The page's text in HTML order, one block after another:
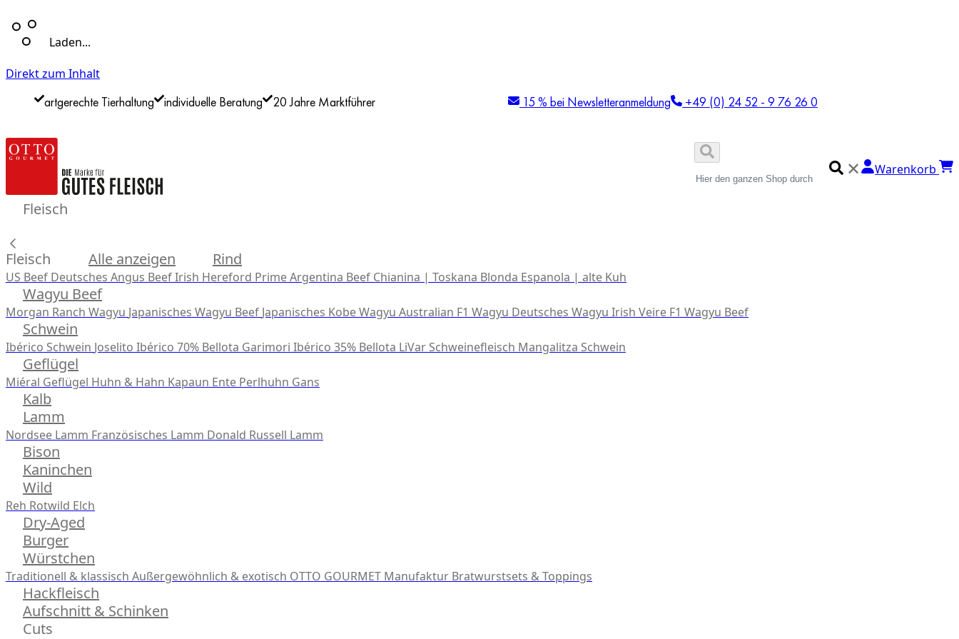
Laden...
Direkt zum Inhalt
artgerechte Tierhaltung individuelle Beratung 20 Jahre Marktführer 15 % bei Newsletteranmeldung +49 (0) 24 52 - 9 76 26 0
✕ Warenkorb
Fleisch
Fleisch Alle anzeigen Rind
US Beef Deutsches Angus BeefIrish Hereford PrimeArgentina Beef Chianina | Toskana Blonda Espanola | alte Kuh
Wagyu Beef
Morgan Ranch Wagyu Japanisches Wagyu Beef Japanisches Kobe Wagyu Australian F1 Wagyu Deutsches Wagyu Irish Veire F1 Wagyu Beef
Schwein
Ibérico Schwein Joselito Ibérico 70% Bellota Garimori Ibérico 35% Bellota LiVar Schweinefleisch Mangalitza Schwein
Geflügel
Miéral Geflügel Huhn & Hahn Kapaun Ente Perlhuhn Gans
Kalb
Lamm
Nordsee Lamm Französisches Lamm Donald Russell Lamm
Bison
Kaninchen
Wild
Reh Rotwild Elch
Dry-Aged
Burger
Würstchen
Traditionell & klassisch Außergewöhnlich & exotisch OTTO GOURMET Manufaktur Bratwurstsets & Toppings
Hackfleisch
Aufschnitt & Schinken
Cuts